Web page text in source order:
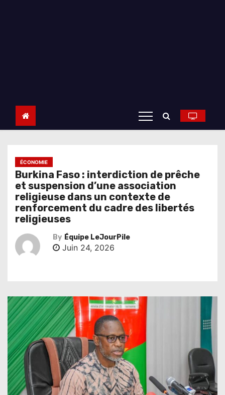
ÉCONOMIE
Burkina Faso : interdiction de prêche
et suspension d’une association
religieuse dans un contexte de
renforcement du cadre des libertés
religieuses
By Équipe LeJourPile
Juin 24, 2026